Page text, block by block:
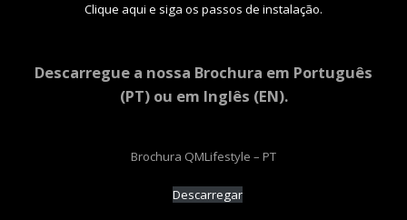
Clique aqui e siga os passos de instalação.
Descarregue a nossa Brochura em Português
(PT) ou em Inglês (EN).
Brochura QMLifestyle – PT
Descarregar